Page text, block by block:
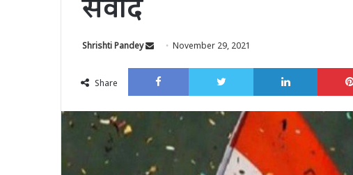
Shrishti Pandey
Send
email
November 29, 2021
Share
Facebook Twitter